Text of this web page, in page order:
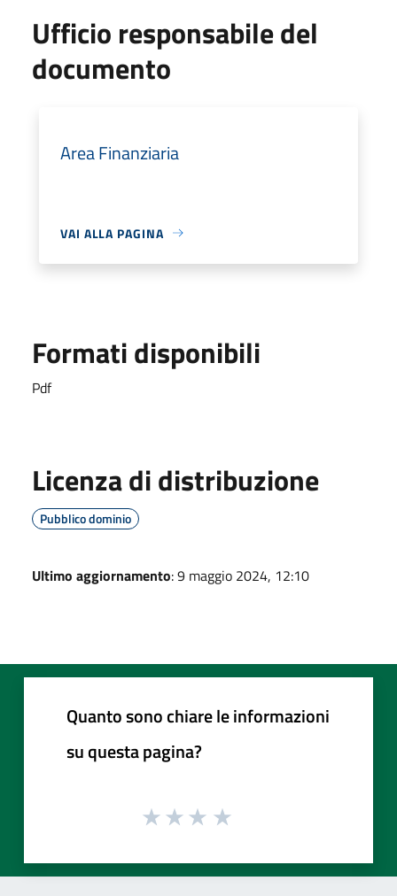
Ufficio responsabile del
documento
Area Finanziaria
VAI ALLA PAGINA
Formati disponibili
Pdf
Licenza di distribuzione
Pubblico dominio
Ultimo aggiornamento: 9 maggio 2024, 12:10
Quanto sono chiare le informazioni
su questa pagina?